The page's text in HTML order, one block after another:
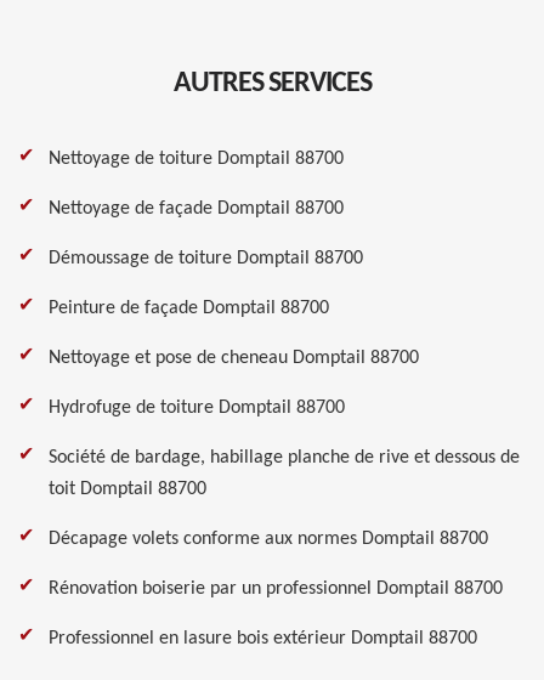
AUTRES SERVICES
Nettoyage de toiture Domptail 88700
Nettoyage de façade Domptail 88700
Démoussage de toiture Domptail 88700
Peinture de façade Domptail 88700
Nettoyage et pose de cheneau Domptail 88700
Hydrofuge de toiture Domptail 88700
Société de bardage, habillage planche de rive et dessous de
toit Domptail 88700
Décapage volets conforme aux normes Domptail 88700
Rénovation boiserie par un professionnel Domptail 88700
Professionnel en lasure bois extérieur Domptail 88700